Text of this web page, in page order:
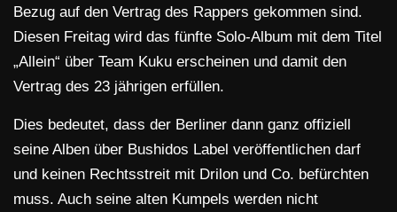
Bezug auf den Vertrag des Rappers gekommen sind.
Diesen Freitag wird das fünfte Solo-Album mit dem Titel
„Allein“ über Team Kuku erscheinen und damit den
Vertrag des 23 jährigen erfüllen.
Dies bedeutet, dass der Berliner dann ganz offiziell
seine Alben über Bushidos Label veröffentlichen darf
und keinen Rechtsstreit mit Drilon und Co. befürchten
muss. Auch seine alten Kumpels werden nicht